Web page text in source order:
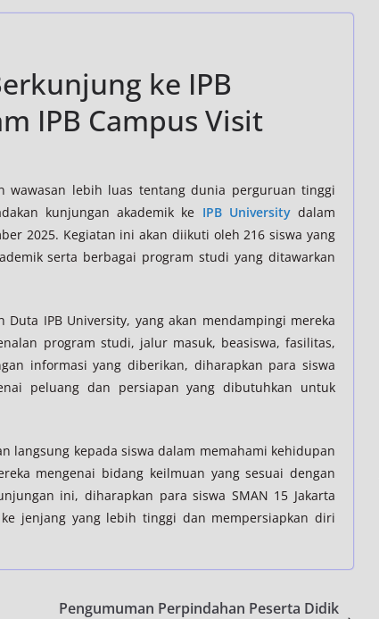
ke IPB
IPB Campus Visit
wawasan lebih luas tentang dunia perguruan tinggi
kunjungan akademik ke IPB Universitydalam
2025. Kegiatan ini akan diikuti oleh 216 siswa yang
serta berbagai program studi yang ditawarkan
IPB University, yang akan mendampingi mereka
program studi, jalur masuk, beasiswa, fasilitas,
informasi yang diberikan, diharapkan para siswa
peluang dan persiapan yang dibutuhkan untuk
langsung kepada siswa dalam memahami kehidupan
mengenai bidang keilmuan yang sesuai dengan
ini, diharapkan para siswa SMAN 15 Jakarta
jenjang yang lebih tinggi dan mempersiapkan diri
Pengumuman Perpindahan Peserta Didik